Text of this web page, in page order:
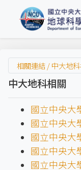
相關連結 / 中大地
中大地科相關
國立中央大
國立中央大
國立中央大
國立中央大
國立中央大